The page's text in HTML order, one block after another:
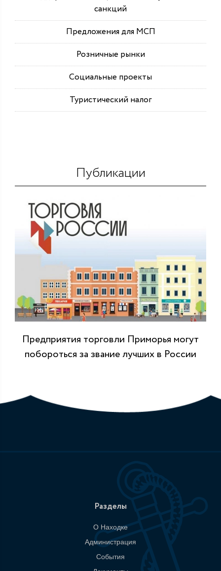
санкций
Предложения для МСП
Розничные рынки
Социальные проекты
Туристический налог
Публикации
Предприятия торговли Приморья могут
побороться за звание лучших в России
Разделы
О Находке
Администрация
События